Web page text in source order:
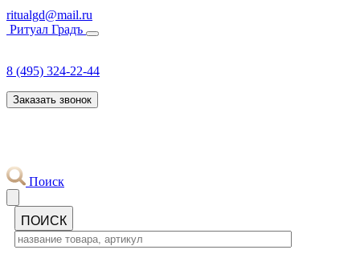
ritualgd@mail.ru
Ритуал Градъ
8 (495) 324-22-44
Заказать звонок
Поиск